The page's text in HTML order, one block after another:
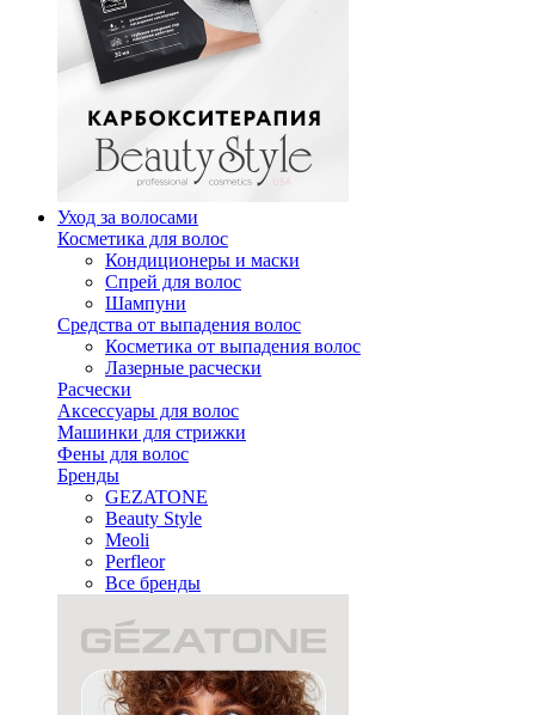
Уход за волосами
Косметика для волос
Кондиционеры и маски
Спрей для волос
Шампуни
Средства от выпадения волос
Косметика от выпадения волос
Лазерные расчески
Расчески
Аксессуары для волос
Машинки для стрижки
Фены для волос
Бренды
GEZATONE
Beauty Style
Meoli
Perfleor
Все бренды